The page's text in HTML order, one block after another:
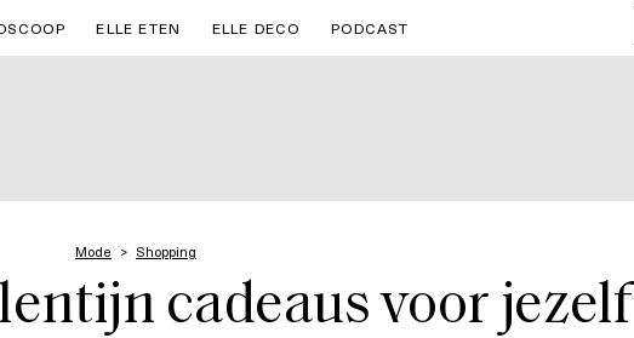
ELLE ETEN ELLE DECO PODCAST
Mode Shopping
cadeaus voor jezelf